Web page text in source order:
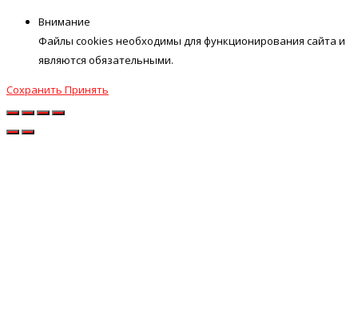
Внимание
Файлы cookies необходимы для функционирования сайта и
являются обязательными.
Сохранить Принять